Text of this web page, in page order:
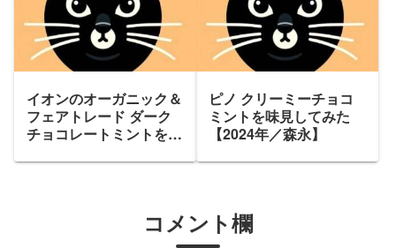
イオンのオーガニック＆
フェアトレード ダーク
チョコレートミントを味
ピノ クリーミーチョコ
ミントを味見してみた
【2024年／森永】
コメント欄